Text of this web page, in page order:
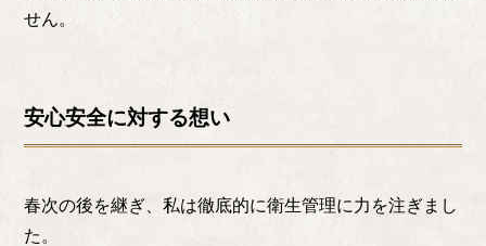
せん。
安心安全に対する想い
春次の後を継ぎ、私は徹底的に衛生管理に力を注ぎまし
た。